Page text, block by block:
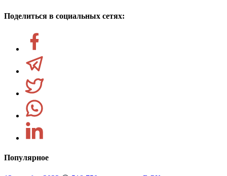
Поделиться в социальных сетях:
Популярное